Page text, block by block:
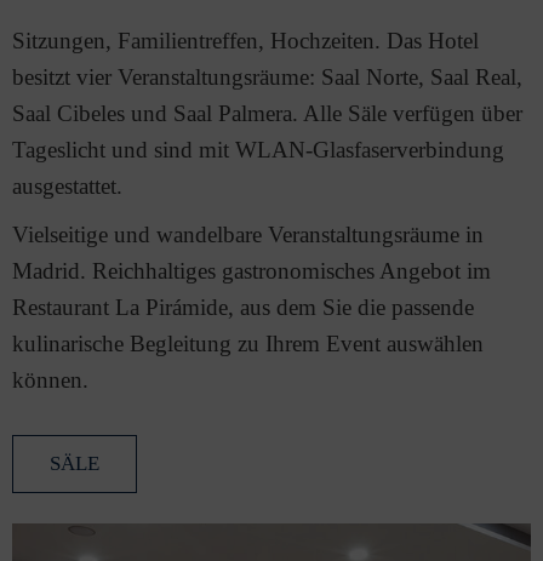
Sitzungen, Familientreffen, Hochzeiten. Das Hotel
besitzt vier Veranstaltungsräume: Saal Norte, Saal Real,
Saal Cibeles und Saal Palmera. Alle Säle verfügen über
Tageslicht und sind mit WLAN-Glasfaserverbindung
ausgestattet.
Vielseitige und wandelbare Veranstaltungsräume in
Madrid. Reichhaltiges gastronomisches Angebot im
Restaurant La Pirámide, aus dem Sie die passende
kulinarische Begleitung zu Ihrem Event auswählen
können.
SÄLE